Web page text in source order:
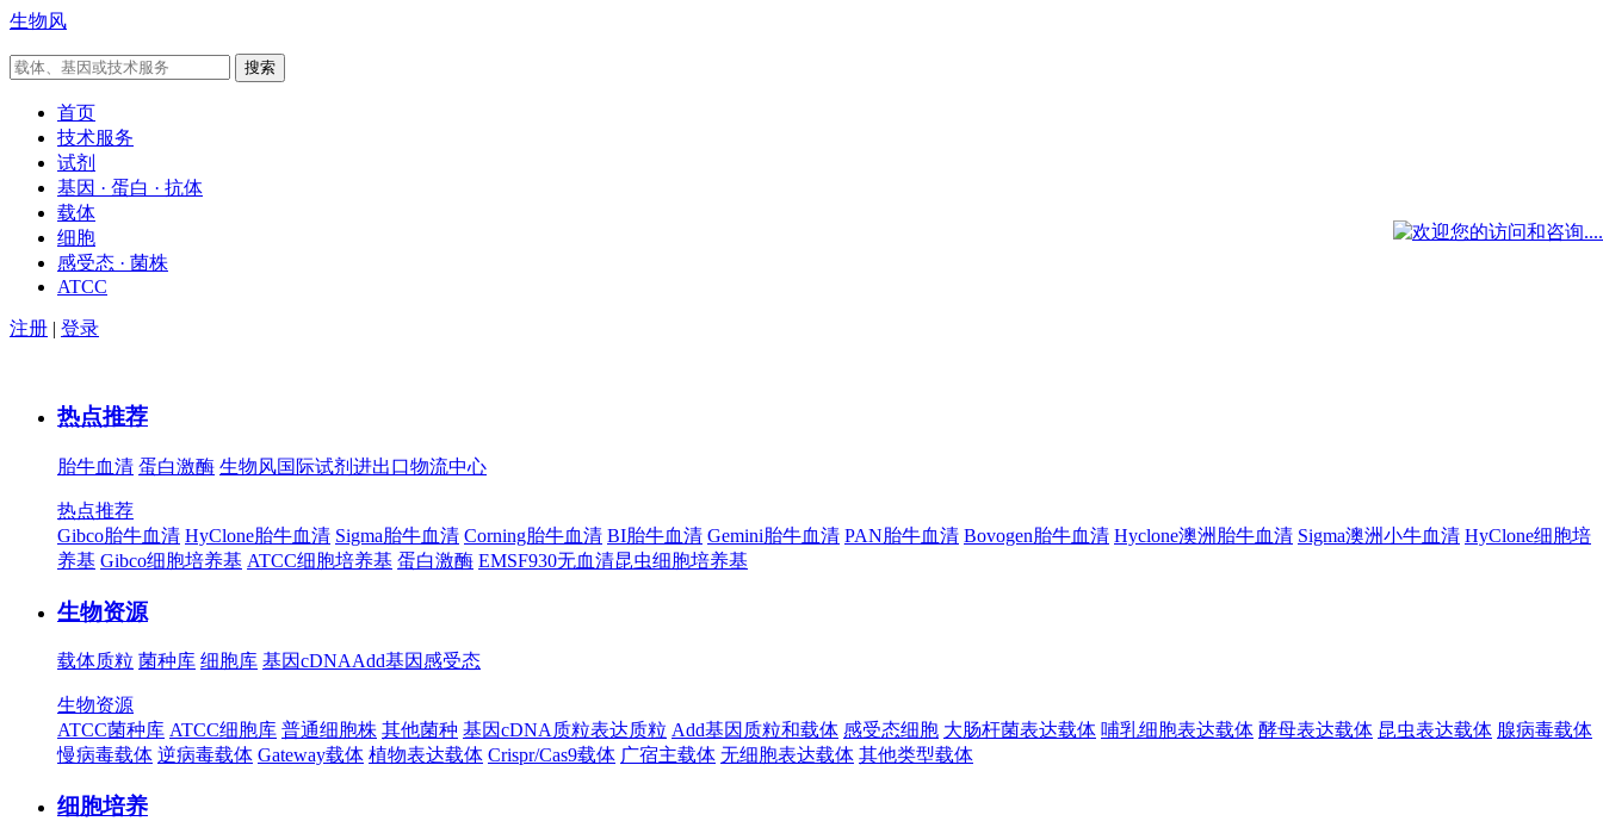
生物风
首页
技术服务
试剂
基因 · 蛋白 · 抗体
载体
细胞
感受态 · 菌株
ATCC
注册 | 登录
热点推荐
胎牛血清 蛋白激酶 生物风国际试剂进出口物流中心
热点推荐
Gibco胎牛血清 HyClone胎牛血清 Sigma胎牛血清 Corning胎牛血清 BI胎牛血清 Gemini胎牛血清 PAN胎牛血清 Bovogen胎牛血清 Hyclone澳洲胎牛血清 Sigma澳洲小牛血清 HyClone细胞培
养基 Gibco细胞培养基 ATCC细胞培养基 蛋白激酶 EMSF930无血清昆虫细胞培养基
生物资源
载体质粒 菌种库 细胞库 基因cDNAAdd基因感受态
生物资源
ATCC菌种库 ATCC细胞库 普通细胞株 其他菌种 基因cDNA质粒表达质粒 Add基因质粒和载体 感受态细胞 大肠杆菌表达载体 哺乳细胞表达载体 酵母表达载体 昆虫表达载体 腺病毒载体
慢病毒载体 逆病毒载体 Gateway载体 植物表达载体 Crispr/Cas9载体 广宿主载体 无细胞表达载体 其他类型载体
细胞培养